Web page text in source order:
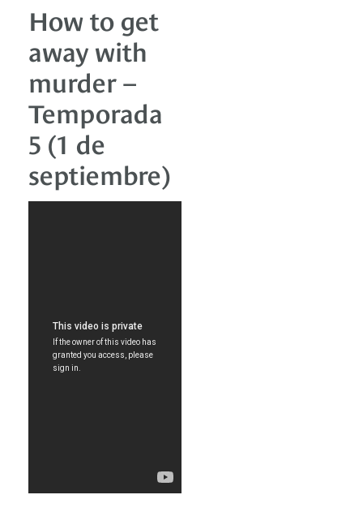
How to get
away with
murder –
Temporada
5 (1 de
septiembre)